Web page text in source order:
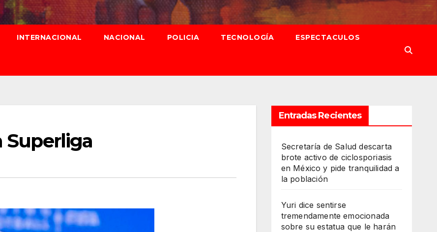
INTERNACIONAL NACIONAL POLICIA TECNOLOGÍA ESPECTACULOS
Superliga
Entradas Recientes
Secretaría de Salud descarta
brote activo de ciclosporiasis
en México y pide tranquilidad a
la población
Yuri dice sentirse
tremendamente emocionada
sobre su estatua que le harán